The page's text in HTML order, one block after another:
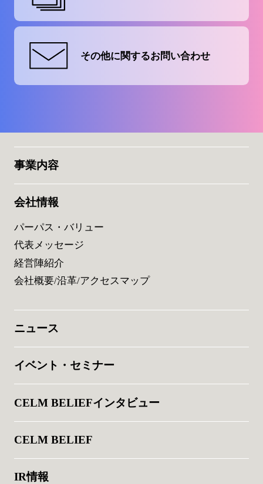
その他に関するお問い合わせ
事業内容
会社情報
パーパス・バリュー
代表メッセージ
経営陣紹介
会社概要/沿革/アクセスマップ
ニュース
イベント・セミナー
CELM BELIEFインタビュー
CELM BELIEF
IR情報